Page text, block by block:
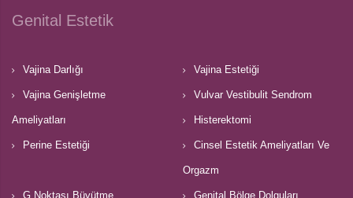
Genital Estetik
Vajina Darlığı Vajina Estetiği
Vajina Genişletme
Ameliyatları
Vulvar Vestibulit Sendrom
Histerektomi
Perine Estetiği Cinsel Estetik Ameliyatları Ve
Orgazm
G Noktası Büyütme Genital Bölge Dolguları